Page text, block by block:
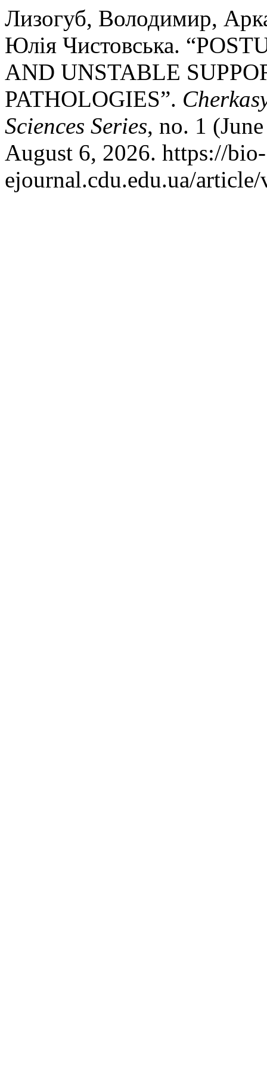
Лизогуб, Володимир,
Юлія Чистовська.
AND UNSTABLE
PATHOLOGIES”.
Sciences Series, no. 1
August 6, 2026. https://bio-
ejournal.cdu.edu.ua/